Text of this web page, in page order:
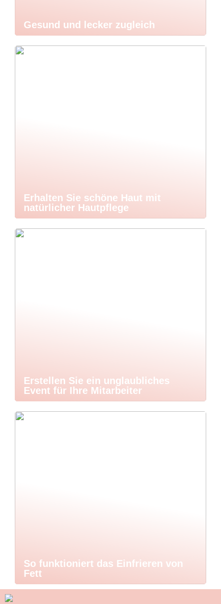
Gesund und lecker zugleich
Erhalten Sie schöne Haut mit
natürlicher Hautpflege
Erstellen Sie ein unglaubliches
Event für Ihre Mitarbeiter
So funktioniert das Einfrieren von
Fett